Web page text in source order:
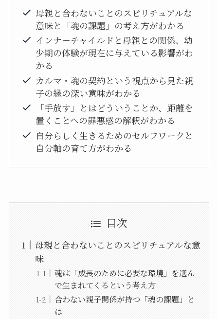
母親と合わないことのスピリチュアルな
意味と「魂の課題」の考え方がわかる
インナーチャイルドと母親との関係、幼
少期の体験が現在に与えている影響がわ
かる
カルマ・魂の契約という視点から見た親
子の縁の深い意味がわかる
「手放す」とはどういうことか、距離を
置くことへの罪悪感の解釈がわかる
自分らしく生きるためのセルフワークと
自分軸の育て方がわかる
目次
母親と合わないことのスピリチュアルな意
味
魂は「成長のために必要な環境」を選ん
で生まれてくるという考え方
合わない親子関係が持つ「魂の課題」と
は